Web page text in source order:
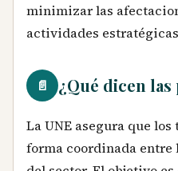
minimizar las
actividades
📄 ¿Qué dicen las
La UNE asegura que
forma coordinada